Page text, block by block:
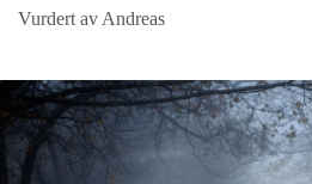
Vurdert av Andreas